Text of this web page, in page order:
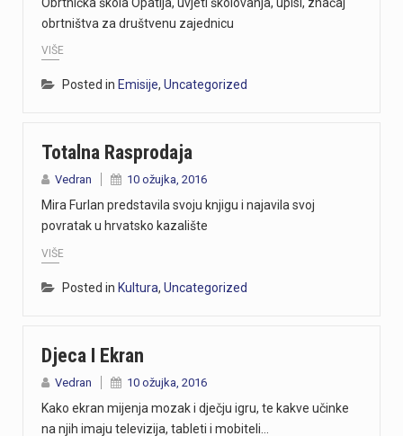
obrtništva za društvenu zajednicu
VIŠE
Posted in Emisije, Uncategorized
Totalna Rasprodaja
Vedran 10 ožujka, 2016
Mira Furlan predstavila svoju knjigu i najavila svoj
povratak u hrvatsko kazalište
VIŠE
Posted in Kultura, Uncategorized
Djeca I Ekran
Vedran 10 ožujka, 2016
Kako ekran mijenja mozak i dječju igru, te kakve učinke
na njih imaju televizija, tableti i mobiteli…